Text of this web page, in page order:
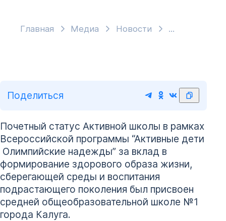
Главная Медиа Новости
Поделиться
Почетный статус Активной школы в рамках
Всероссийской программы “Активные дети
­ Олимпийские надежды” за вклад в
формирование здорового образа жизни,
сберегающей среды и воспитания
подрастающего поколения был присвоен
средней общеобразовательной школе №1
города Калуга.